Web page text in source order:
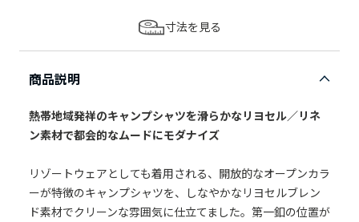
寸法を見る
商品説明
熱帯地域発祥のキャンプシャツを滑らかなリヨセル／リネ
ン素材で都会的なムードにモダナイズ
リゾートウェアとしても着用される、開放的なオープンカラ
ーが特徴のキャンプシャツを、しなやかなリヨセルブレン
ド素材でクリーンな雰囲気に仕立てました。第一釦の位置が